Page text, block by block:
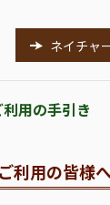
ネイチャ
用の手引き
利用の皆様